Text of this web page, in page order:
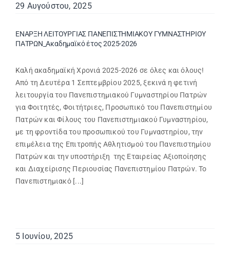
29 Αυγούστου, 2025
ΕΝΑΡΞΗ ΛΕΙΤΟΥΡΓΙΑΣ ΠΑΝΕΠΙΣΤΗΜΙΑΚΟΥ ΓΥΜΝΑΣΤΗΡΙΟΥ
ΠΑΤΡΩΝ_Ακαδημαϊκό έτος 2025-2026
Καλή ακαδημαϊκή Χρονιά 2025-2026 σε όλες και όλους!
Από τη Δευτέρα 1 Σεπτεμβρίου 2025, ξεκινά η φετινή
λειτουργία του Πανεπιστημιακού Γυμναστηρίου Πατρών
για Φοιτητές, Φοιτήτριες, Προσωπικό του Πανεπιστημίου
Πατρών και Φίλους του Πανεπιστημιακού Γυμναστηρίου,
με τη φροντίδα του προσωπικού του Γυμναστηρίου, την
επιμέλεια της Επιτροπής Αθλητισμού του Πανεπιστημίου
Πατρών και την υποστήριξη της Εταιρείας Αξιοποίησης
και Διαχείρισης Περιουσίας Πανεπιστημίου Πατρών. Το
Πανεπιστημιακό [...]
5 Ιουνίου, 2025